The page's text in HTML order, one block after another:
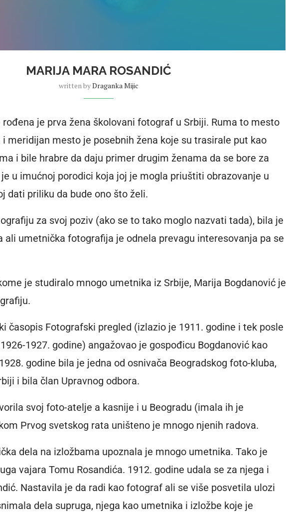
MARIJA MARA ROSANDIĆ
written byDraganka Mijic
rođena je prva žena školovani fotograf u Srbiji. Ruma to mesto
i meridijan mesto je posebnih žena koje su trasirale put kao
i bile hrabre da daju primer drugim ženama da se bore za
u imućnoj porodici koja joj je mogla priuštiti obrazovanje u
dati priliku da bude ono što želi.
za svoj poziv (ako se to tako moglo nazvati tada), bila je
ali umetnička fotografija je odnela prevagu interesovanja pa se
je studiralo mnogo umetnika iz Srbije, Marija Bogdanović je
časopis Fotografski pregled (izlazio je 1911. godine i tek posle
1927. godine) angažovao je gospođicu Bogdanović kao
godine bila je jedna od osnivača Beogradskog foto-kluba,
i bila član Upravnog odbora.
svoj foto-atelje a kasnije i u Beogradu (imala ih je
Prvog svetskog rata uništeno je mnogo njenih radova.
dela na izložbama upoznala je mnogo umetnika. Tako je
vajara Tomu Rosandića. 1912. godine udala se za njega i
Nastavila je da radi kao fotograf ali se više posvetila ulozi
dela supruga, njega kao umetnika i izložbe koje je